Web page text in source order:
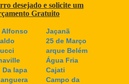
desejado e solicite um
Gratuito
Alfonso
Da lapa
Jaçanã
25 de Março
arque Belém
Água Fria
Cajati
Campo da